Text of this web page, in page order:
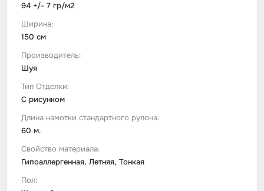
94 +/- 7 гр/м2
Ширина:
150 см
Производитель:
Шуя
Тип Отделки:
С рисунком
Длина намотки стандартного рулона:
60 м.
Свойство материала:
Гипоаллергенная, Летняя, Тонкая
Пол: